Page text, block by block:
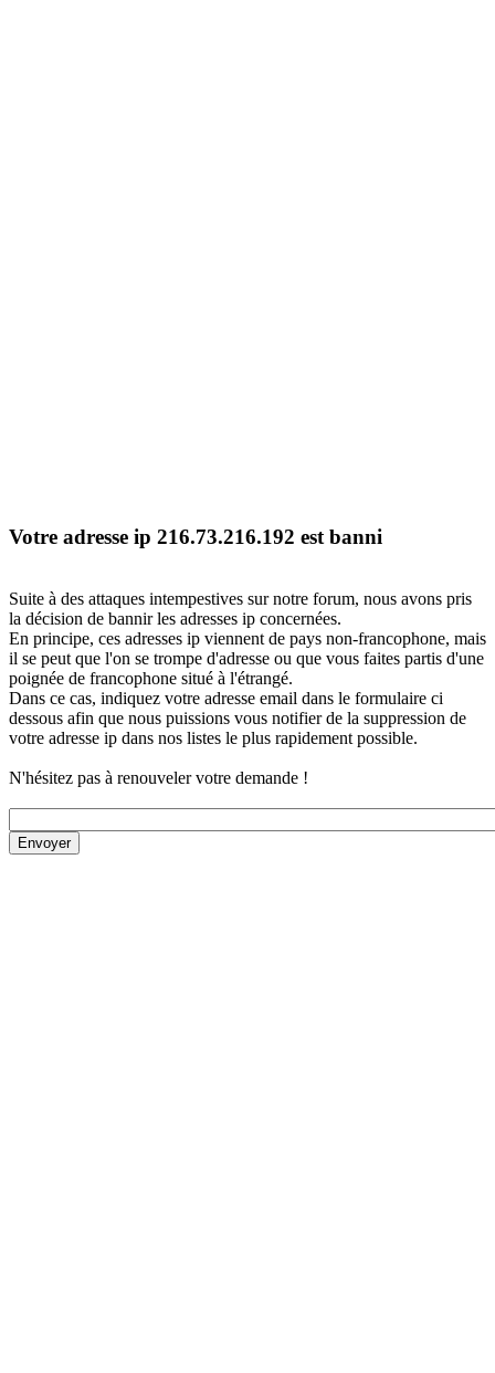
Votre adresse ip 216.73.216.192 est banni
Suite à des attaques intempestives sur notre forum, nous avons pris
la décision de bannir les adresses ip concernées.
En principe, ces adresses ip viennent de pays non-francophone, mais
il se peut que l'on se trompe d'adresse ou que vous faites partis d'une
poignée de francophone situé à l'étrangé.
Dans ce cas, indiquez votre adresse email dans le formulaire ci
dessous afin que nous puissions vous notifier de la suppression de
votre adresse ip dans nos listes le plus rapidement possible.
N'hésitez pas à renouveler votre demande !